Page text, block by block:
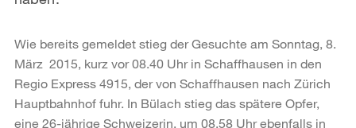
Wie bereits gemeldet stieg der Gesuchte am Sonntag, 8.
März 2015, kurz vor 08.40 Uhr in Schaffhausen in den
Regio Express 4915, der von Schaffhausen nach Zürich
Hauptbahnhof fuhr. In Bülach stieg das spätere Opfer,
eine 26-jährige Schweizerin, um 08.58 Uhr ebenfalls in